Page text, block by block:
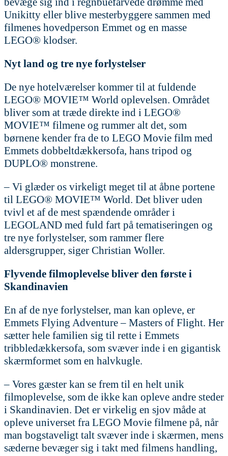
Unikitty eller blive mesterbyggere sammen med
filmenes hovedperson Emmet og en masse
LEGO® klodser.
Nyt land og tre nye forlystelser
De nye hotelværelser kommer til at fuldende
LEGO® MOVIE™ World oplevelsen. Området
bliver som at træde direkte ind i LEGO®
MOVIE™ filmene og rummer alt det, som
børnene kender fra de to LEGO Movie film med
Emmets dobbeltdækkersofa, hans tripod og
DUPLO® monstrene.
– Vi glæder os virkeligt meget til at åbne portene
til LEGO® MOVIE™ World. Det bliver uden
tvivl et af de mest spændende områder i
LEGOLAND med fuld fart på tematiseringen og
tre nye forlystelser, som rammer flere
aldersgrupper, siger Christian Woller.
Flyvende filmoplevelse bliver den første i
Skandinavien
En af de nye forlystelser, man kan opleve, er
Emmets Flying Adventure – Masters of Flight. Her
sætter hele familien sig til rette i Emmets
tribbledækkersofa, som svæver inde i en gigantisk
skærmformet som en halvkugle.
– Vores gæster kan se frem til en helt unik
filmoplevelse, som de ikke kan opleve andre steder
i Skandinavien. Det er virkelig en sjov måde at
opleve universet fra LEGO Movie filmene på, når
man bogstaveligt talt svæver inde i skærmen, mens
sæderne bevæger sig i takt med filmens handling,